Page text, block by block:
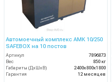
Автомоечный комплекс АМК 10/250
SAFEBOX на 10 постов
Артикул
7896873
Вес
850 кг
Габариты (ДхШхВ)
2400х800х1800
Гарантия
12 месяцев